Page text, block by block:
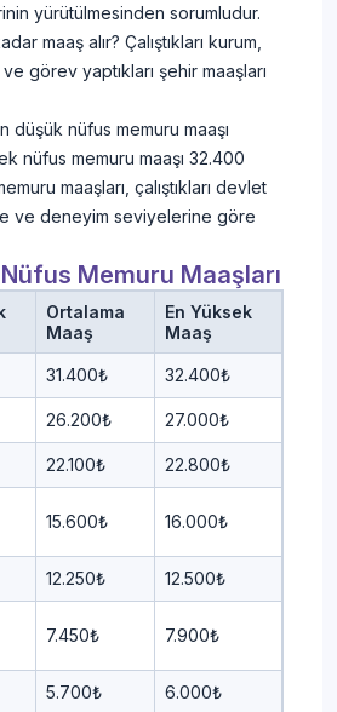
yürütülmesinden sorumludur.
maaş alır? Çalıştıkları kurum,
görev yaptıkları şehir maaşları
düşük nüfus memuru maaşı
nüfus memuru maaşı 32.400
maaşları, çalıştıkları devlet
ve deneyim seviyelerine göre
Nüfus Memuru Maaşları
Ortalama
Maaş
En Yüksek
Maaş
31.400₺ 32.400₺
26.200₺ 27.000₺
22.100₺ 22.800₺
15.600₺ 16.000₺
12.250₺ 12.500₺
7.450₺ 7.900₺
5.700₺ 6.000₺